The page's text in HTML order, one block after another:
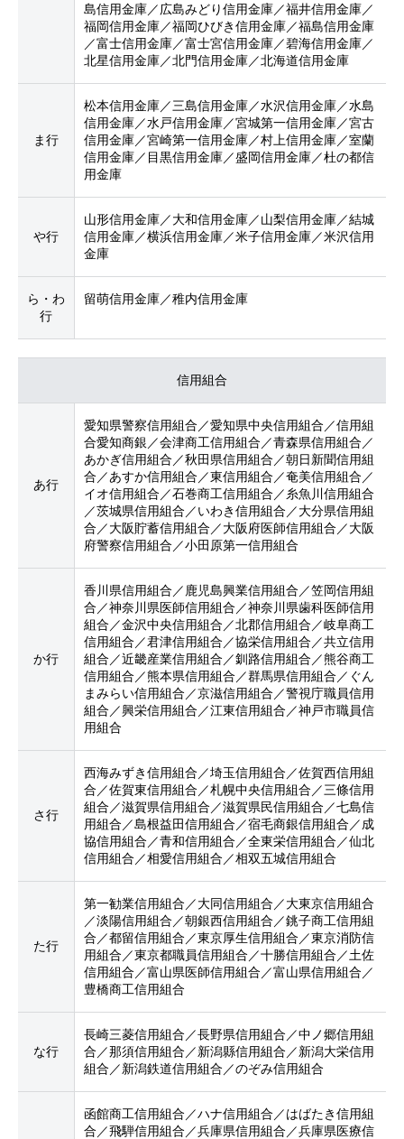
島信用金庫／広島みどり信用金庫／福井信用金庫／
福岡信用金庫／福岡ひびき信用金庫／福島信用金庫
／富士信用金庫／富士宮信用金庫／碧海信用金庫／
北星信用金庫／北門信用金庫／北海道信用金庫
ま行
松本信用金庫／三島信用金庫／水沢信用金庫／水島
信用金庫／水戸信用金庫／宮城第一信用金庫／宮古
信用金庫／宮崎第一信用金庫／村上信用金庫／室蘭
信用金庫／目黒信用金庫／盛岡信用金庫／杜の都信
用金庫
や行
山形信用金庫／大和信用金庫／山梨信用金庫／結城
信用金庫／横浜信用金庫／米子信用金庫／米沢信用
金庫
ら・わ
行
留萌信用金庫／稚内信用金庫
信用組合
あ行
愛知県警察信用組合／愛知県中央信用組合／信用組
合愛知商銀／会津商工信用組合／青森県信用組合／
あかぎ信用組合／秋田県信用組合／朝日新聞信用組
合／あすか信用組合／東信用組合／奄美信用組合／
イオ信用組合／石巻商工信用組合／糸魚川信用組合
／茨城県信用組合／いわき信用組合／大分県信用組
合／大阪貯蓄信用組合／大阪府医師信用組合／大阪
府警察信用組合／小田原第一信用組合
か行
香川県信用組合／鹿児島興業信用組合／笠岡信用組
合／神奈川県医師信用組合／神奈川県歯科医師信用
組合／金沢中央信用組合／北郡信用組合／岐阜商工
信用組合／君津信用組合／協栄信用組合／共立信用
組合／近畿産業信用組合／釧路信用組合／熊谷商工
信用組合／熊本県信用組合／群馬県信用組合／ぐん
まみらい信用組合／京滋信用組合／警視庁職員信用
組合／興栄信用組合／江東信用組合／神戸市職員信
用組合
さ行
西海みずき信用組合／埼玉信用組合／佐賀西信用組
合／佐賀東信用組合／札幌中央信用組合／三條信用
組合／滋賀県信用組合／滋賀県民信用組合／七島信
用組合／島根益田信用組合／宿毛商銀信用組合／成
協信用組合／青和信用組合／全東栄信用組合／仙北
信用組合／相愛信用組合／相双五城信用組合
た行
第一勧業信用組合／大同信用組合／大東京信用組合
／淡陽信用組合／朝銀西信用組合／銚子商工信用組
合／都留信用組合／東京厚生信用組合／東京消防信
用組合／東京都職員信用組合／十勝信用組合／土佐
信用組合／富山県医師信用組合／富山県信用組合／
豊橋商工信用組合
な行
長崎三菱信用組合／長野県信用組合／中ノ郷信用組
合／那須信用組合／新潟縣信用組合／新潟大栄信用
組合／新潟鉄道信用組合／のぞみ信用組合
函館商工信用組合／ハナ信用組合／はばたき信用組
合／飛騨信用組合／兵庫県信用組合／兵庫県医療信